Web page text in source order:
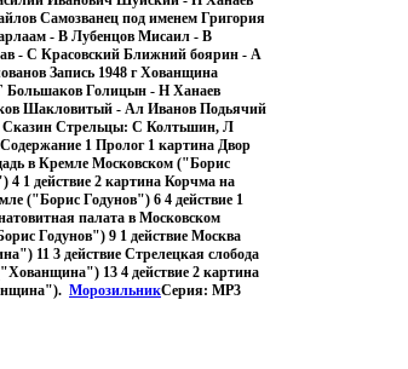
Самозванец под именем Григория
- В Лубенцов Мисаил - В
- С Красовский Ближний боярин - А
Запись 1948 г Хованщина
Большаков Голицын - Н Ханаев
Шакловитый - Ал Иванов Подьячий
Сказин Стрельцы: С Колтьшин, Л
1 Пролог 1 картина Двор
в Кремле Московском ("Борис
1 действие 2 картина Корчма на
("Борис Годунов") 6 4 действие 1
палата в Московском
Годунов") 9 1 действие Москва
11 3 действие Стрелецкая слобода
13 4 действие 2 картина
МорозильникСерия: MP3